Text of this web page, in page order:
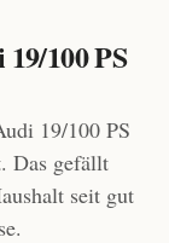
100 PS
19/100 PS
Das gefällt
seit gut